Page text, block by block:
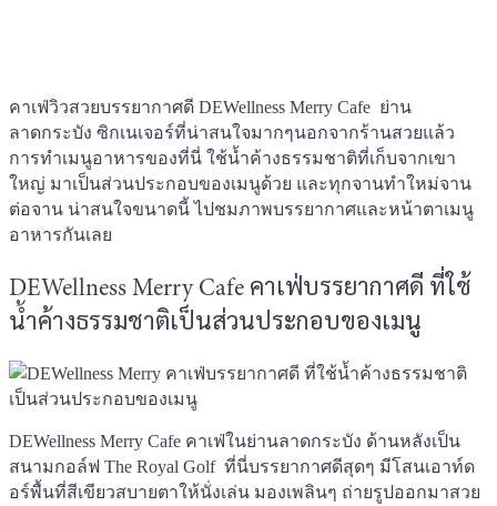
คาเฟ่วิวสวยบรรยากาศดี DEWellness Merry Cafe ย่าน
ลาดกระบัง ซิกเนเจอร์ที่น่าสนใจมากๆนอกจากร้านสวยแล้ว
การทำเมนูอาหารของที่นี่ ใช้น้ำค้างธรรมชาติที่เก็บจากเขา
ใหญ่ มาเป็นส่วนประกอบของเมนูด้วย และทุกจานทำใหม่จาน
ต่อจาน น่าสนใจขนาดนี้ ไปชมภาพบรรยากาศและหน้าตาเมนู
อาหารกันเลย
DEWellness Merry Cafe คาเฟ่บรรยากาศดี ที่ใช้
น้ำค้างธรรมชาติเป็นส่วนประกอบของเมนู
DEWellness Merry Cafe คาเฟ่ในย่านลาดกระบัง ด้านหลังเป็น
สนามกอล์ฟ The Royal Golf ที่นี่บรรยากาศดีสุดๆ มีโสนเอาท์ด
อร์พื้นที่สีเขียวสบายตาให้นั่งเล่น มองเพลินๆ ถ่ายรูปออกมาสวย